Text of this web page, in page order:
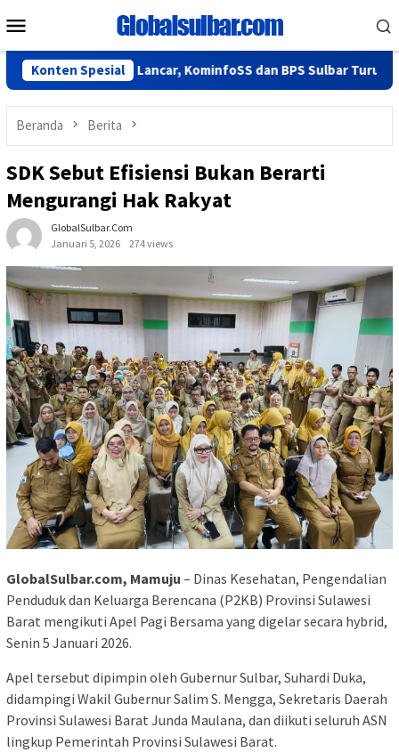
ke
Mobile
Konten Spesial
Berjalan Lancar, KominfoSS dan BPS Sulbar Turun Lapangan
Beranda Berita
SDK Sebut Efisiensi Bukan Berarti
Mengurangi Hak Rakyat
GlobalSulbar.com
Januari 5, 2026
274 views
GlobalSulbar.com, Mamuju – Dinas Kesehatan, Pengendalian
Penduduk dan Keluarga Berencana (P2KB) Provinsi Sulawesi
Barat mengikuti Apel Pagi Bersama yang digelar secara hybrid,
Senin 5 Januari 2026.
Apel tersebut dipimpin oleh Gubernur Sulbar, Suhardi Duka,
didampingi Wakil Gubernur Salim S. Mengga, Sekretaris Daerah
Provinsi Sulawesi Barat Junda Maulana, dan diikuti seluruh ASN
lingkup Pemerintah Provinsi Sulawesi Barat.